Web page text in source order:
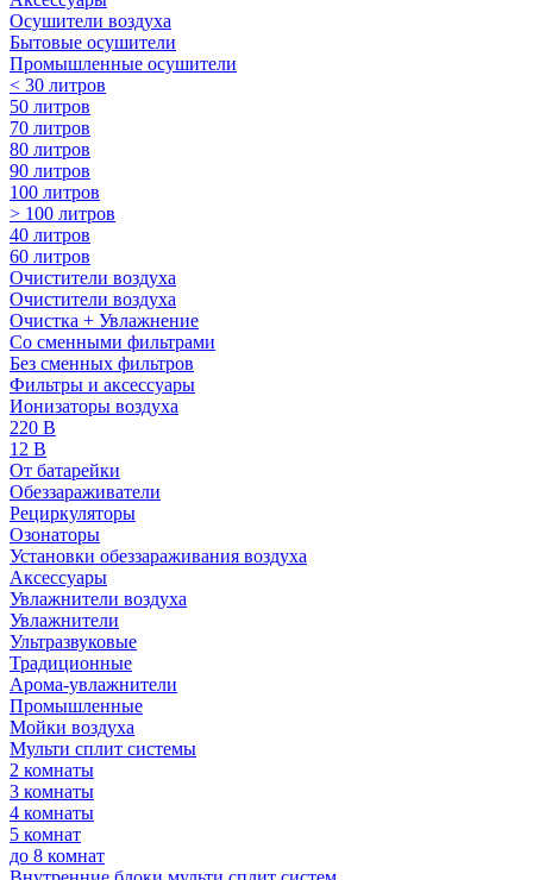
Осушители воздуха
Бытовые осушители
Промышленные осушители
< 30 литров
50 литров
70 литров
80 литров
90 литров
100 литров
> 100 литров
40 литров
60 литров
Очистители воздуха
Очистители воздуха
Очистка + Увлажнение
Cо сменными фильтрами
Без сменных фильтров
Фильтры и аксессуары
Ионизаторы воздуха
220 В
12 В
От батарейки
Обеззараживатели
Рециркуляторы
Озонаторы
Установки обеззараживания воздуха
Аксессуары
Увлажнители воздуха
Увлажнители
Ультразвуковые
Традиционные
Арома-увлажнители
Промышленные
Мойки воздуха
Мульти сплит системы
2 комнаты
3 комнаты
4 комнаты
5 комнат
до 8 комнат